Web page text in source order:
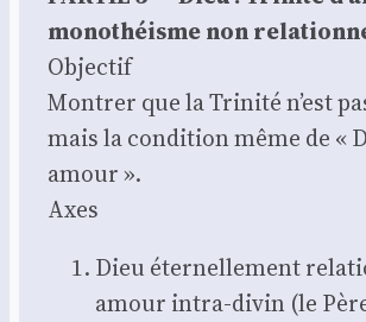
mono­théisme non
Objec­tif
Mon­trer que la Tri­ni­té n’est
mais la condi­tion même de «
amour ».
Axes
Dieu éter­nel­le­ment
amour intra-divin (le